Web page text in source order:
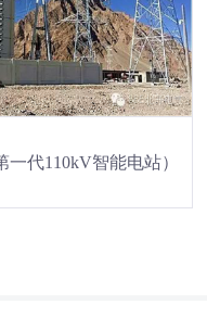
一代110kV智能电站）